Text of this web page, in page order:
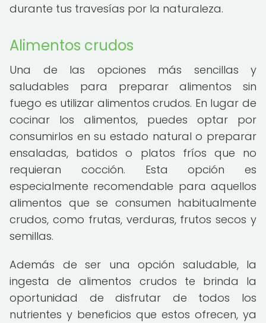
durante tus travesías por la naturaleza.
Alimentos crudos
Una de las opciones más sencillas y
saludables para preparar alimentos sin
fuego es utilizar alimentos crudos. En lugar de
cocinar los alimentos, puedes optar por
consumirlos en su estado natural o preparar
ensaladas, batidos o platos fríos que no
requieran cocción. Esta opción es
especialmente recomendable para aquellos
alimentos que se consumen habitualmente
crudos, como frutas, verduras, frutos secos y
semillas.
Además de ser una opción saludable, la
ingesta de alimentos crudos te brinda la
oportunidad de disfrutar de todos los
nutrientes y beneficios que estos ofrecen, ya